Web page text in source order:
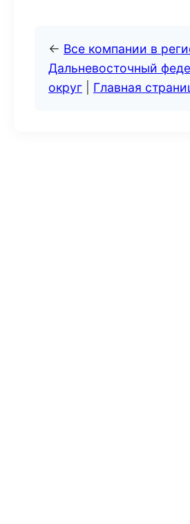
← Все компании в
Дальневосточный
округ
Главная